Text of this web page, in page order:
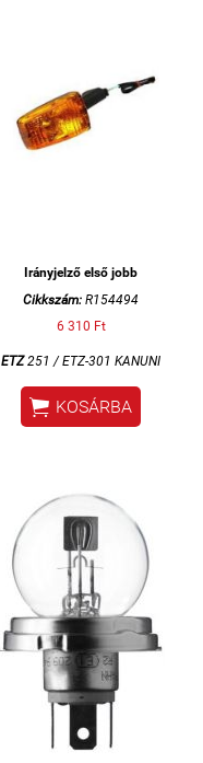
Irányjelző első jobb
Cikkszám: R154494
6 310 Ft
ETZ251 /ETZ-301 KANUNI
 KOSÁRBA